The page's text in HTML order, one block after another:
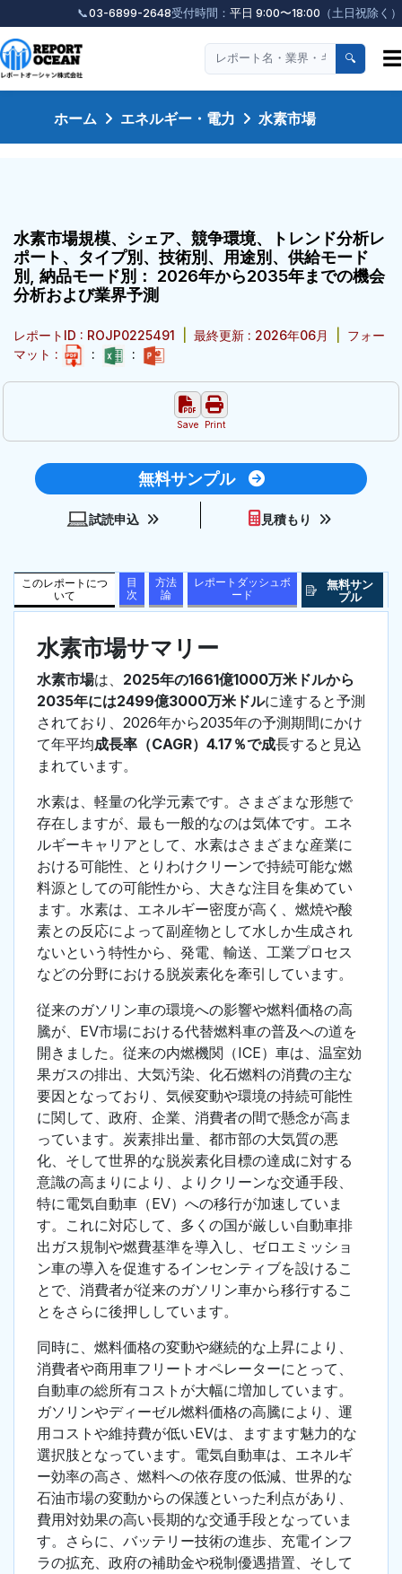
📞03-6899-2648受付時間： 平日 9:00〜18:00 （土日祝除く）
🔍 ☰
ホーム エネルギー・電力 水素市場
水素市場規模、シェア、競争環境、トレンド分析レ
ポート、タイプ別、技術別、用途別、供給モード
別, 納品モード別： 2026年から2035年までの機会
分析および業界予測
レポートID : ROJP0225491 最終更新 : 2026年06月
フォー
マット :
: :
Save Print
無料サンプル
試読申込 見積もり
このレポートにつ
いて
目
次
方法
論
レポートダッシュボ
ード
無料サン
プル
水素市場サマリー
水素市場は、 2025年の1661億1000万米ドルから
2035年には2499億3000万米ドルに達すると予測
されており、2026年から2035年の予測期間にかけ
て年平均成長率（CAGR）4.17％で成長すると見込
まれています。
水素は、軽量の化学元素です。さまざまな形態で
存在しますが、最も一般的なのは気体です。エネ
ルギーキャリアとして、水素はさまざまな産業に
おける可能性、とりわけクリーンで持続可能な燃
料源としての可能性から、大きな注目を集めてい
ます。水素は、エネルギー密度が高く、燃焼や酸
素との反応によって副産物として水しか生成され
ないという特性から、発電、輸送、工業プロセス
などの分野における脱炭素化を牽引しています。
従来のガソリン車の環境への影響や燃料価格の高
騰が、EV市場における代替燃料車の普及への道を
開きました。従来の内燃機関（ICE）車は、温室効
果ガスの排出、大気汚染、化石燃料の消費の主な
要因となっており、気候変動や環境の持続可能性
に関して、政府、企業、消費者の間で懸念が高ま
っています。炭素排出量、都市部の大気質の悪
化、そして世界的な脱炭素化目標の達成に対する
意識の高まりにより、よりクリーンな交通手段、
特に電気自動車（EV）への移行が加速していま
す。これに対応して、多くの国が厳しい自動車排
出ガス規制や燃費基準を導入し、ゼロエミッショ
ン車の導入を促進するインセンティブを設けるこ
とで、消費者が従来のガソリン車から移行するこ
とをさらに後押ししています。
同時に、燃料価格の変動や継続的な上昇により、
消費者や商用車フリートオペレーターにとって、
自動車の総所有コストが大幅に増加しています。
ガソリンやディーゼル燃料価格の高騰により、運
用コストや維持費が低いEVは、ますます魅力的な
選択肢となっています。電気自動車は、エネルギ
ー効率の高さ、燃料への依存度の低減、世界的な
石油市場の変動からの保護といった利点があり、
費用対効果の高い長期的な交通手段となっていま
す。さらに、バッテリー技術の進歩、充電インフ
ラの拡充、政府の補助金や税制優遇措置、そして